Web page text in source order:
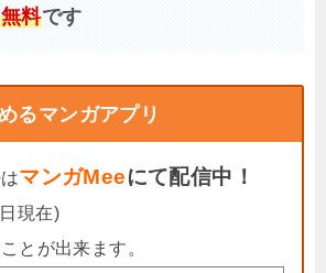
無料です
るマンガアプリ
はマンガMeeにて配信中！
現在)
とが出来ます。